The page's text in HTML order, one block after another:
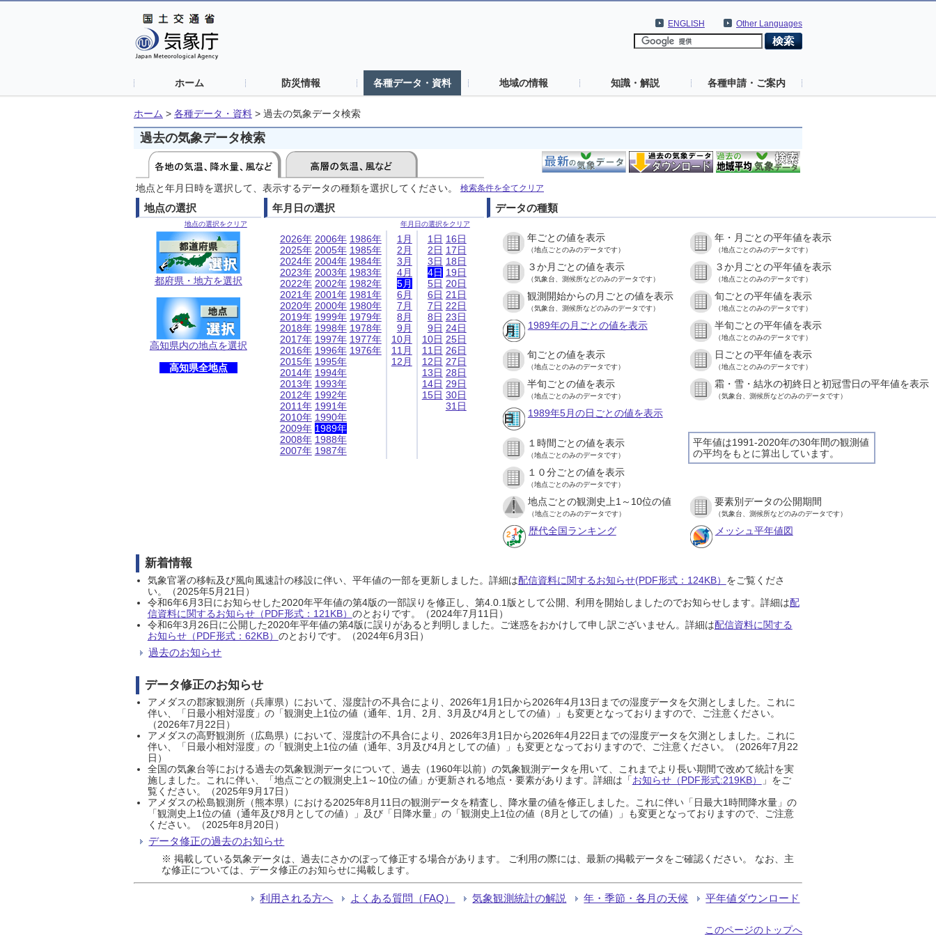
Other Languages
ENGLISH
ホーム 防災情報 各種データ・資料 地域の情報 知識・解説 各種申請・ご案内
ホーム > 各種データ・資料 > 過去の気象データ検索
過去の気象データ検索
地点と年月日時を選択して、表示するデータの種類を選択してください。 検索条件を全てクリア
地点の選択
地点の選択をクリア
都府県・地方を選択
高知県内の地点を選択
高知県全地点
年月日の選択
年月日の選択をクリア
2026年
2025年
2024年
2023年
2022年
2021年
2020年
2019年
2018年
2017年
2016年
2015年
2014年
2013年
2012年
2011年
2010年
2009年
2008年
2007年
2006年
2005年
2004年
2003年
2002年
2001年
2000年
1999年
1998年
1997年
1996年
1995年
1994年
1993年
1992年
1991年
1990年
1989年
1988年
1987年
1986年
1985年
1984年
1983年
1982年
1981年
1980年
1979年
1978年
1977年
1976年
1月
2月
3月
4月
5月
6月
7月
8月
9月
10月
11月
12月
1日
2日
3日
4日
5日
6日
7日
8日
9日
10日
11日
12日
13日
14日
15日
16日
17日
18日
19日
20日
21日
22日
23日
24日
25日
26日
27日
28日
29日
30日
31日
データの種類
年ごとの値を表示
（地点ごとのみのデータです）
年・月ごとの平年値を表示
（地点ごとのみのデータです）
３か月ごとの値を表示
（気象台、測候所などのみのデータです）
３か月ごとの平年値を表示
（地点ごとのみのデータです）
観測開始からの月ごとの値を表示
（気象台、測候所などのみのデータです）
旬ごとの平年値を表示
（地点ごとのみのデータです）
1989年の月ごとの値を表示 半旬ごとの平年値を表示
（地点ごとのみのデータです）
旬ごとの値を表示
（地点ごとのみのデータです）
日ごとの平年値を表示
（地点ごとのみのデータです）
半旬ごとの値を表示
（地点ごとのみのデータです）
霜・雪・結氷の初終日と初冠雪日の平年値を表示
（気象台、測候所などのみのデータです）
1989年5月の日ごとの値を表示
平年値は1991-2020年の30年間の観測値
の平均をもとに算出しています。
１時間ごとの値を表示
（地点ごとのみのデータです）
１０分ごとの値を表示
（地点ごとのみのデータです）
地点ごとの観測史上1～10位の値
（地点ごとのみのデータです）
要素別データの公開期間
（気象台、測候所などのみのデータです）
歴代全国ランキング メッシュ平年値図
新着情報
気象官署の移転及び風向風速計の移設に伴い、平年値の一部を更新しました。詳細は配信資料に関するお知らせ(PDF形式：124KB） をご覧くださ
い。（2025年5月21日）
令和6年6月3日にお知らせした2020年平年値の第4版の一部誤りを修正し、第4.0.1版として公開、利用を開始しましたのでお知らせします。詳細は配
信資料に関するお知らせ（PDF形式：121KB） のとおりです。（2024年7月11日）
令和6年3月26日に公開した2020年平年値の第4版に誤りがあると判明しました。ご迷惑をおかけして申し訳ございません。詳細は配信資料に関する
お知らせ（PDF形式：62KB） のとおりです。（2024年6月3日）
過去のお知らせ
データ修正のお知らせ
アメダスの郡家観測所（兵庫県）において、湿度計の不具合により、2026年1月1日から2026年4月13日までの湿度データを欠測としました。これに
伴い、「日最小相対湿度」の「観測史上1位の値（通年、1月、2月、3月及び4月としての値）」も変更となっておりますので、ご注意ください。
（2026年7月22日）
アメダスの高野観測所（広島県）において、湿度計の不具合により、2026年3月1日から2026年4月22日までの湿度データを欠測としました。これに
伴い、「日最小相対湿度」の「観測史上1位の値（通年、3月及び4月としての値）」も変更となっておりますので、ご注意ください。（2026年7月22
日）
全国の気象台等における過去の気象観測データについて、過去（1960年以前）の気象観測データを用いて、これまでより長い期間で改めて統計を実
施しました。これに伴い、「地点ごとの観測史上1～10位の値」が更新される地点・要素があります。詳細は「お知らせ（PDF形式:219KB）
」をご
覧ください。（2025年9月17日）
アメダスの松島観測所（熊本県）における2025年8月11日の観測データを精査し、降水量の値を修正しました。これに伴い「日最大1時間降水量」の
「観測史上1位の値（通年及び8月としての値）」及び「日降水量」の「観測史上1位の値（8月としての値）」も変更となっておりますので、ご注意
ください。（2025年8月20日）
データ修正の過去のお知らせ
※ 掲載している気象データは、過去にさかのぼって修正する場合があります。 ご利用の際には、最新の掲載データをご確認ください。 なお、主
な修正については、データ修正のお知らせに掲載します。
利用される方へ よくある質問（FAQ） 気象観測統計の解説 年・季節・各月の天候 平年値ダウンロード
このページのトップへ